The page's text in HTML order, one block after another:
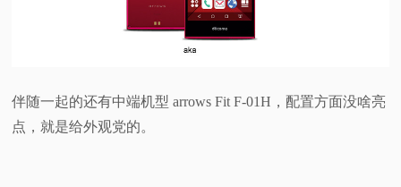
伴随一起的还有中端机型 arrows Fit F-01H，配置方面没啥亮
点，就是给外观党的。